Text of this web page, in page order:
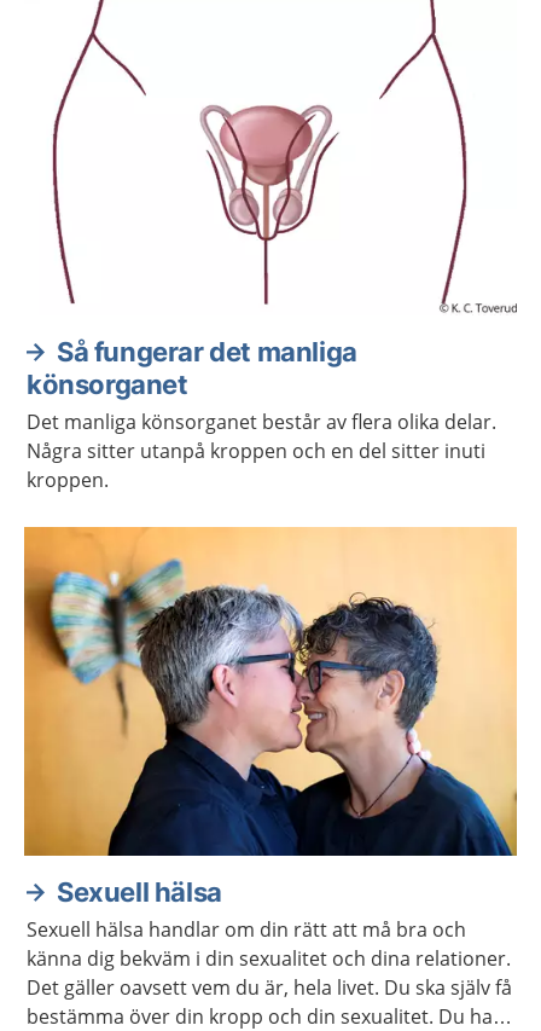
Så fungerar det manliga
könsorganet
Det manliga könsorganet består av flera olika delar.
Några sitter utanpå kroppen och en del sitter inuti
kroppen.
Sexuell hälsa
Sexuell hälsa handlar om din rätt att må bra och
känna dig bekväm i din sexualitet och dina relationer.
Det gäller oavsett vem du är, hela livet. Du ska själv få
bestämma över din kropp och din sexualitet. Du har